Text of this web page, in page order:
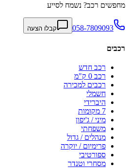
מחפשים רכב? נשמח לסייע
058-7809093 קבלו הצעה
רכבים
רכב חדש
רכב 0 ק"מ
רכבים למכירה
חשמלי
היברידי
7 מקומות
מיני / ג'יפון
משפחתי
מנהלים / גדול
פרימיום / יוקרה
ספורטיבי
מסחרי וטנדר